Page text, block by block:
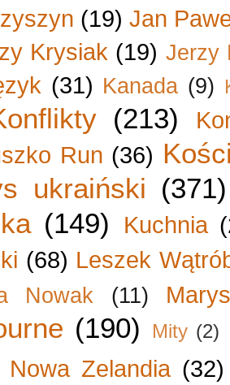
(19) Jan
Krysiak (19) Jerzy
(31) Kanada (9)
(213)
Run (36)
ukraiński (371)
(149) Kuchnia
(68) Leszek
Nowak (11)
(190) Mity (2)
Nowa Zelandia (32)